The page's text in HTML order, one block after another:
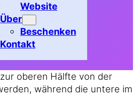
Website
Über
Beschenken
Kontakt